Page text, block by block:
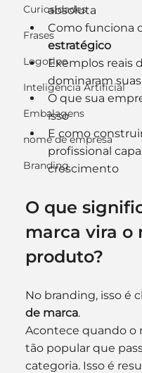
Curiosidades
Frases
Logotipo
Inteligência Artificial
Embalagens
nome de empresa
Branding
absoluta
Como funciona
estratégico
Exemplos reais
dominaram
O que sua
isso
E como
profissional
crescimento
O que
marca vira o
produto?
No branding, isso é
de marca.
Acontece quando o
tão popular que
categoria. Isso é